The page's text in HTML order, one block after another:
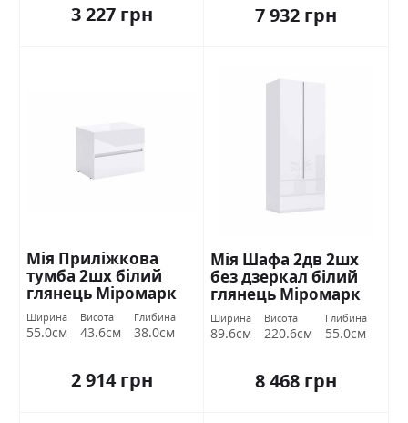
3 227 грн 7 932 грн
Мія Приліжкова
тумба 2шх білий
глянець Міромарк
Ширина
55.0см
Висота
43.6см
Глибина
38.0см
2 914 грн
Мія Шафа 2дв 2шх
без дзеркал білий
глянець Міромарк
Ширина
89.6см
Висота
220.6см
Глибина
55.0см
8 468 грн